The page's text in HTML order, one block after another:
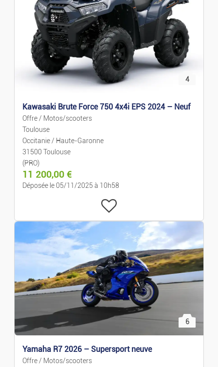
Jeux Vidéo
Téléphonie
Loisirs Et Divertis.
Musique
Films
Livres/Magazines
Jeux Et Jouets
Sport
Collection
Habitation
Mobilier
4
Kawasaki Brute Force 750 4x4i EPS 2024 – Neuf
Offre / Motos/scooters
Toulouse
Occitanie / Haute-Garonne
31500 Toulouse
(PRO)
11 200,00 €
Déposée le 05/11/2025 à 10h58
6
Yamaha R7 2026 – Supersport neuve
Offre / Motos/scooters